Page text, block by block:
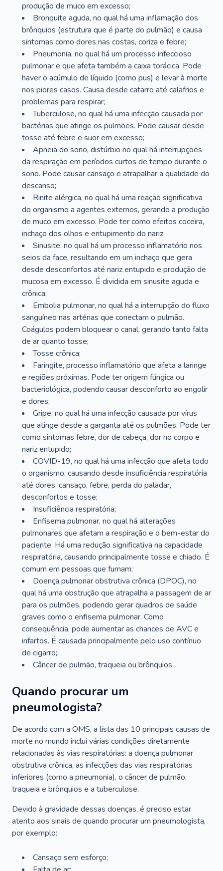
produção de muco em excesso;
Bronquite aguda, no qual há uma inflamação dos
brônquios (estrutura que é parte do pulmão) e causa
sintomas como dores nas costas, coriza e febre;
Pneumonia, no qual há um processo infeccioso
pulmonar e que afeta também a caixa torácica. Pode
haver o acúmulo de líquido (como pus) e levar à morte
nos piores casos. Causa desde catarro até calafrios e
problemas para respirar;
Tuberculose, no qual há uma infecção causada por
bactérias que atinge os pulmões. Pode causar desde
tosse até febre e suor em excesso;
Apneia do sono, distúrbio no qual há interrupções
da respiração em períodos curtos de tempo durante o
sono. Pode causar cansaço e atrapalhar a qualidade do
descanso;
Rinite alérgica, no qual há uma reação significativa
do organismo a agentes externos, gerando a produção
de muco em excesso. Pode ter como efeitos coceira,
inchaço dos olhos e entupimento do nariz;
Sinusite, no qual há um processo inflamatório nos
seios da face, resultando em um inchaço que gera
desde desconfortos até nariz entupido e produção de
mucosa em excesso. É dividida em sinusite aguda e
crônica;
Embolia pulmonar, no qual há a interrupção do fluxo
sanguíneo nas artérias que conectam o pulmão.
Coágulos podem bloquear o canal, gerando tanto falta
de ar quanto tosse;
Tosse crônica;
Faringite, processo inflamatório que afeta a laringe
e regiões próximas. Pode ter origem fúngica ou
bacteriológica, podendo causar desconforto ao engolir
e dores;
Gripe, no qual há uma infecção causada por vírus
que atinge desde a garganta até os pulmões. Pode ter
como sintomas febre, dor de cabeça, dor no corpo e
nariz entupido;
COVID-19, no qual há uma infecção que afeta todo
o organismo, causando desde insuficiência respiratória
até dores, cansaço, febre, perda do paladar,
desconfortos e tosse;
Insuficiência respiratória;
Enfisema pulmonar, no qual há alterações
pulmonares que afetam a respiração e o bem-estar do
paciente. Há uma redução significativa na capacidade
respiratória, causando principalmente tosse e chiado. É
comum em pessoas que fumam;
Doença pulmonar obstrutiva crônica (DPOC), no
qual há uma obstrução que atrapalha a passagem de ar
para os pulmões, podendo gerar quadros de saúde
graves como o enfisema pulmonar. Como
consequência, pode aumentar as chances de AVC e
infartos. É causada principalmente pelo uso contínuo
de cigarro;
Câncer de pulmão, traqueia ou brônquios.
Quando procurar um
pneumologista?
De acordo com a OMS, a lista das 10 principais causas de
morte no mundo inclui várias condições diretamente
relacionadas às vias respiratórias: a doença pulmonar
obstrutiva crônica, as infecções das vias respiratórias
inferiores (como a pneumonia), o câncer de pulmão,
traqueia e brônquios e a tuberculose.
Devido à gravidade dessas doenças, é preciso estar
atento aos sinais de quando procurar um pneumologista,
por exemplo:
Cansaço sem esforço;